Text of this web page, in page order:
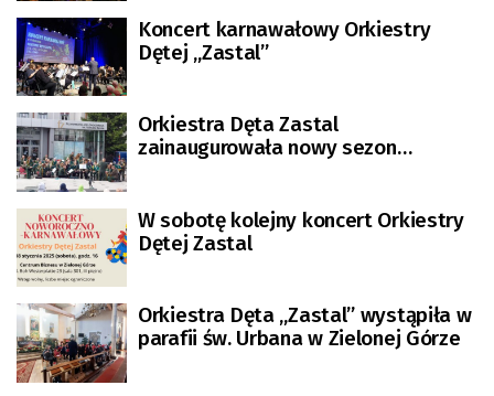
Koncert karnawałowy Orkiestry
Dętej „Zastal”
Orkiestra Dęta Zastal
zainaugurowała nowy sezon
W sobotę kolejny koncert Orkiestry
Dętej Zastal
Orkiestra Dęta „Zastal” wystąpiła w
parafii św. Urbana w Zielonej Górze